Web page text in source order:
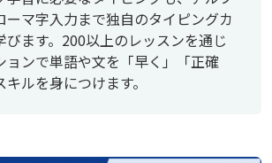
ーマ字入力まで独自のタイピングカ
びます。200以上のレッスンを通じ
ョンで単語や文を「早く」「正確
ルを身につけます。